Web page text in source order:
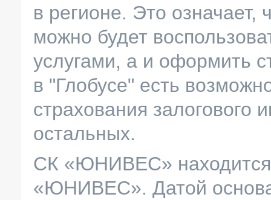
в регионе. Это
можно будет
услугами, а и оформить
в "Глобусе" есть
страхования
остальных.
СК «ЮНИВЕС» находится
«ЮНИВЕС». Датой